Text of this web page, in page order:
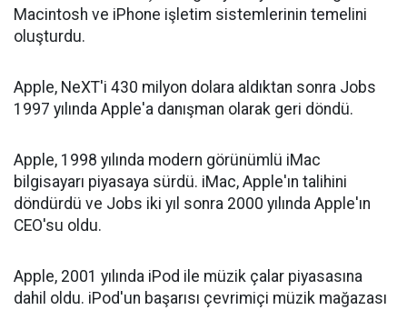
Macintosh ve iPhone işletim sistemlerinin temelini
oluşturdu.
Apple, NeXT'i 430 milyon dolara aldıktan sonra Jobs
1997 yılında Apple'a danışman olarak geri döndü.
Apple, 1998 yılında modern görünümlü iMac
bilgisayarı piyasaya sürdü. iMac, Apple'ın talihini
döndürdü ve Jobs iki yıl sonra 2000 yılında Apple'ın
CEO'su oldu.
Apple, 2001 yılında iPod ile müzik çalar piyasasına
dahil oldu. iPod'un başarısı çevrimiçi müzik mağazası